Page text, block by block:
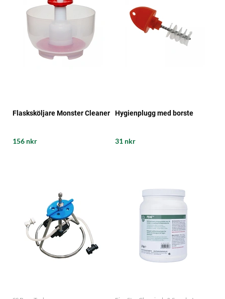
Flasksköljare Monster Cleaner
156 nkr
Hygienplugg med borste
31 nkr